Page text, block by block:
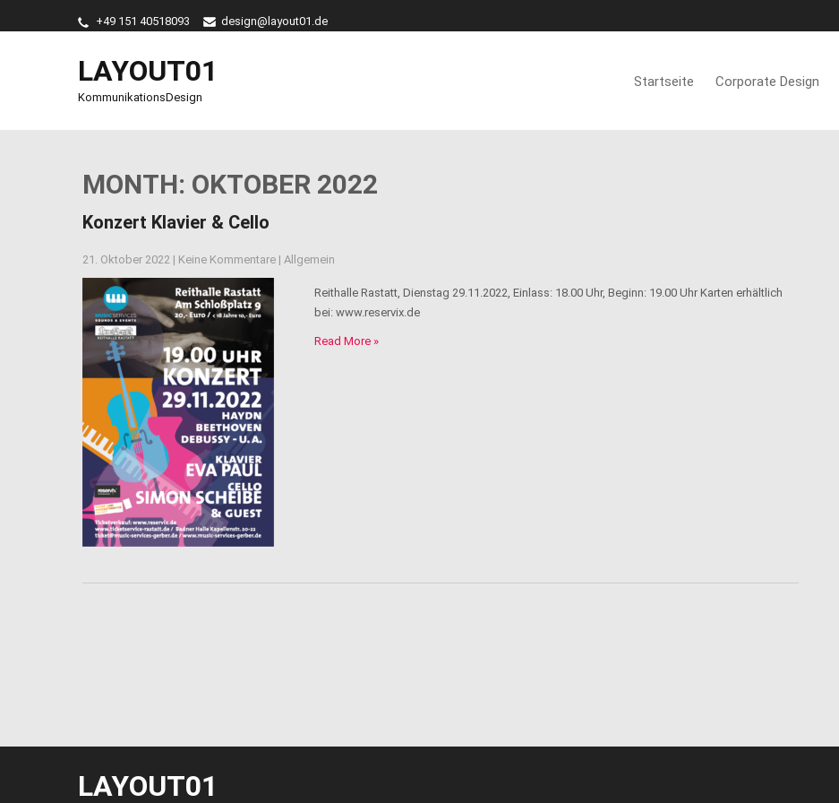
+49 151 40518093 design@layout01.de
LAYOUT01
KommunikationsDesign
Startseite Corporate Design
MONTH: OKTOBER 2022
Konzert Klavier & Cello
21. Oktober 2022 | Keine Kommentare | Allgemein
Reithalle Rastatt, Dienstag 29.11.2022, Einlass: 18.00 Uhr, Beginn: 19.00 Uhr Karten erhältlich
bei: www.reservix.de
Read More »
LAYOUT01